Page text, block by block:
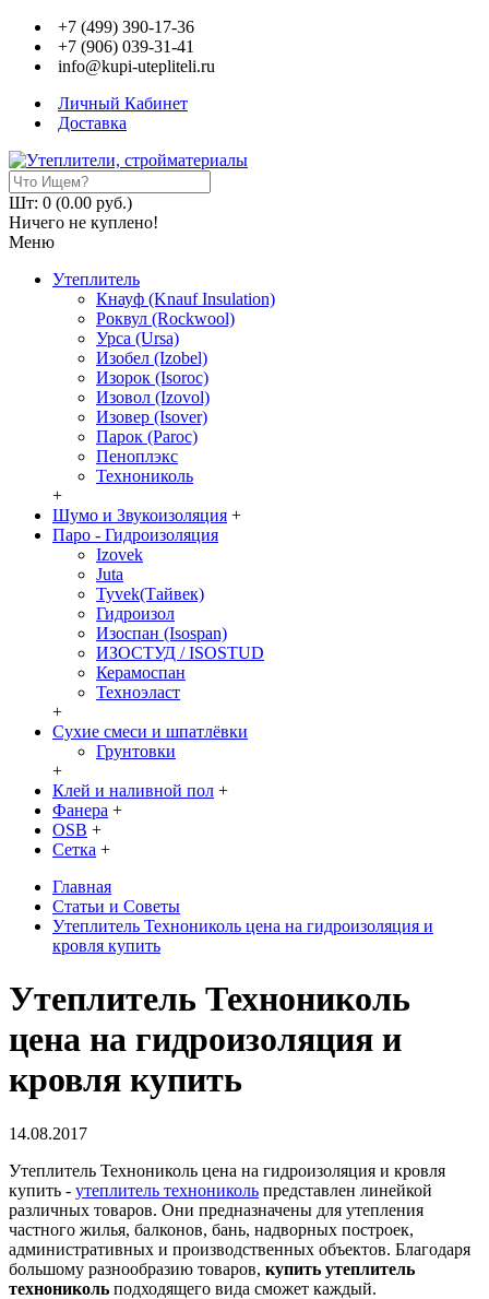
+7 (499) 390-17-36
+7 (906) 039-31-41
info@kupi-utepliteli.ru
Личный Кабинет
Доставка
Шт: 0 (0.00 руб.)
Ничего не куплено!
Меню
Утеплитель
Кнауф (Knauf Insulation)
Роквул (Rockwool)
Урса (Ursa)
Изобел (Izobel)
Изорок (Isoroc)
Изовол (Izovol)
Изовер (Isover)
Парок (Paroс)
Пеноплэкс
Технониколь
+
Шумо и Звукоизоляция +
Паро - Гидроизоляция
Izovek
Juta
Tyvek(Тайвек)
Гидроизол
Изоспан (Isospan)
ИЗОСТУД / ISOSTUD
Керамоспан
Техноэласт
+
Сухие смеси и шпатлёвки
Грунтовки
+
Клей и наливной пол +
Фанера +
OSB +
Сетка +
Главная
Статьи и Советы
Утеплитель Технониколь цена на гидроизоляция и
кровля купить
Утеплитель Технониколь
цена на гидроизоляция и
кровля купить
14.08.2017
Утеплитель Технониколь цена на гидроизоляция и кровля
купить - утеплитель технониколь представлен линейкой
различных товаров. Они предназначены для утепления
частного жилья, балконов, бань, надворных построек,
административных и производственных объектов. Благодаря
большому разнообразию товаров, купить утеплитель
технониколь подходящего вида сможет каждый.